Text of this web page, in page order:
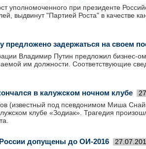
уполномоченного при президенте
выдвинут "Партией Роста" в качестве
предложено задержаться на своем
Владимир Путин предложил бизнес-
им должности. Соответствующие
в калужском ночном клубе
(известный под псевдонимом Миша
клубе «Зодиак». Трагедия
допущены до ОИ-2016